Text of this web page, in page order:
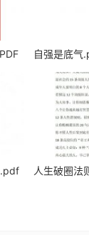
自强是底气
.pdf 人生破圈法